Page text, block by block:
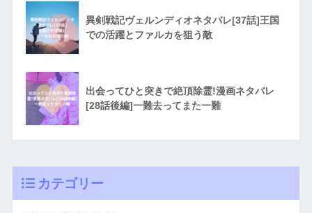
異剣戦記ヴェルンディオネタバレ[37話]王国
での活躍とファルカを狙う敵
出会ってひと突きで絶頂除霊!漫画ネタバレ
[28話後編]一難去ってまた一難
カテゴリー